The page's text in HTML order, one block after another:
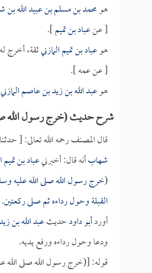
هومحمد بن مسلم بن عبيد الله
[ عنعباد بن تميم].
هوعباد بن تميم المازنيثقة، أخرج
[ عن عمه ].
هوعبد الله بن زيد بن عاصم المازني
شرح حديث (خرج رسول الله
قال المصنف رحمه الله تعالى: [ حدثنا
شهابأنه قال: أخبرنيعباد بن تميم
(خرج رسول الله صلى الله عليه
القبلة وحول رداءه ثم صلى
أوردأبو داودحديثعبد الله بن
ودعا وحول رداءه ورفع يديه.
قوله: [(خرج رسول الله صلى